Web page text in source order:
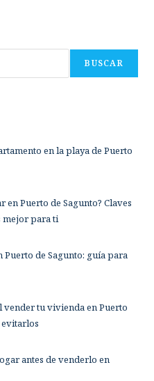
BUSCAR
en la playa de Puerto
en Puerto de Sagunto? Claves
mejor para ti
Puerto de Sagunto: guía para
vender tu vivienda en Puerto
evitarlos
antes de venderlo en